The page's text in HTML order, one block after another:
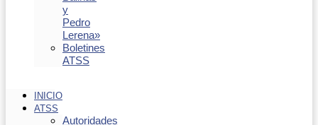
y
Pedro
Lerena»
Boletines
ATSS
INICIO
ATSS
Autoridades